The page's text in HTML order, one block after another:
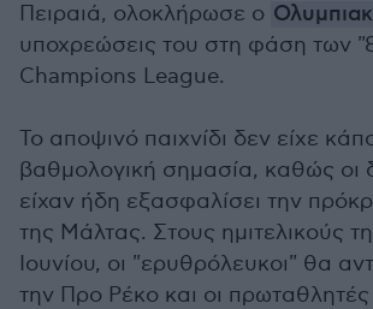
Πειραιά, ολοκλήρωσε ο
υποχρεώσεις του στη φάση των
Champions League.
Το αποψινό παιχνίδι δεν είχε
βαθμολογική σημασία, καθώς οι
είχαν ήδη εξασφαλίσει την
της Μάλτας. Στους ημιτελικούς
Ιουνίου, οι "ερυθρόλευκοι" θα
την Προ Ρέκο και οι πρωταθλητές